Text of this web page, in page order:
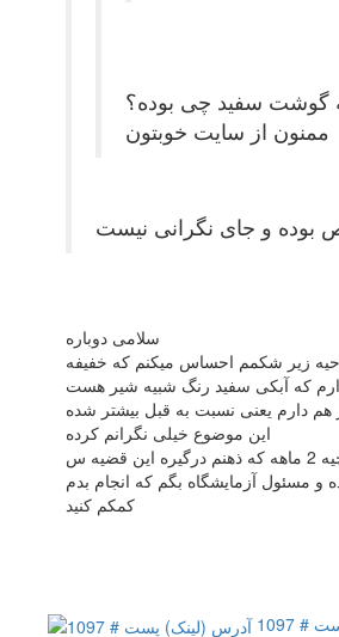
گوشت سفید چی بوده؟
ممنون از سایت خوبتون
و جای نگرانی نیست
سلامی دوباره
زیر شکمم احساس میکنم که خفیفه
که آبکی سفید رنگ شبیه شیر هست
هم دارم یعنی نسبت به قبل بیشتر شده
این موضوع خیلی نگرانم کرده
س
مسئول آزمایشگاه بگم که انجام بدم
کمکم کنید
# 1097